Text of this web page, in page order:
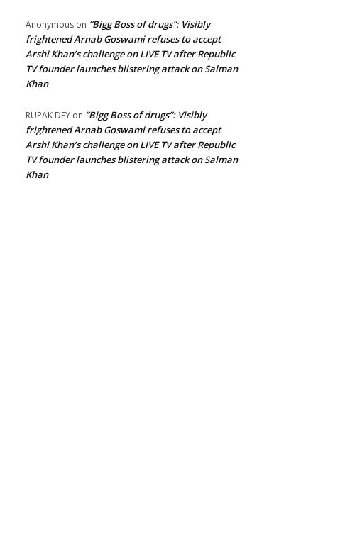
Anonymous on “Bigg Boss of drugs”: Visibly
frightened Arnab Goswami refuses to accept
Arshi Khan’s challenge on LIVE TV after Republic
TV founder launches blistering attack on Salman
Khan
RUPAK DEY on “Bigg Boss of drugs”: Visibly
frightened Arnab Goswami refuses to accept
Arshi Khan’s challenge on LIVE TV after Republic
TV founder launches blistering attack on Salman
Khan